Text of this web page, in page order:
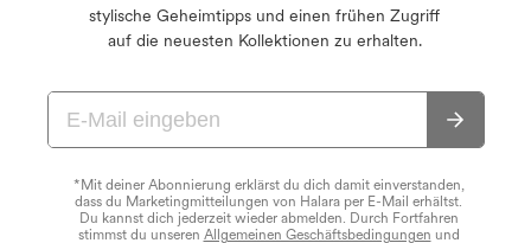
stylische Geheimtipps und einen frühen Zugriff
auf die neuesten Kollektionen zu erhalten.
*Mit deiner Abonnierung erklärst du dich damit einverstanden,
dass du Marketingmitteilungen von Halara per E-Mail erhältst.
Du kannst dich jederzeit wieder abmelden. Durch Fortfahren
stimmst du unseren Allgemeinen Geschäftsbedingungen und